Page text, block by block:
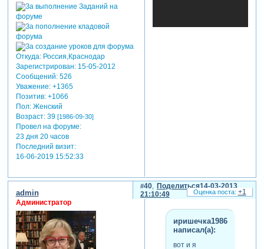
Откуда:Россия,Краснодар
Зарегистрирован: 15-05-2012
Сообщений:526
Уважение: +1365
Позитив: +1066
Пол:Женский
Возраст:39 [1986-09-30]
Провел на форуме:
23 дня 20 часов
Последний визит:
16-06-2019 15:52:33
Поделиться
40
14-03-2013
21:10:49
admin
Администратор
иришечка1986
написал(а):
вот и я
+1